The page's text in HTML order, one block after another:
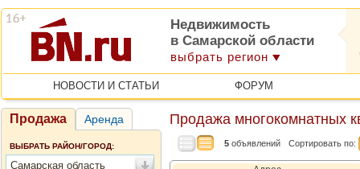
Недвижимость
в Самарской области
выбрать регион
НОВОСТИ И СТАТЬИ ФОРУМ
Продажа Аренда
ВЫБРАТЬ РАЙОН/ГОРОД:
Самарская область
Продажа многокомнатных
5 объявлений Сортировать по: